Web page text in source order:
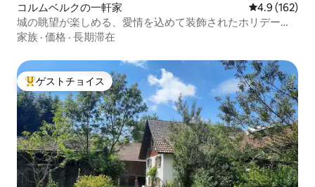
コルムベルクの一軒家 レビュー162
4.9 (162)
城の眺望が楽しめる、愛情を込めて装飾されたホリデーハ
ウス
家族 · 価格 · 長期滞在
大好評のゲストチョイスです。
ゲストチョイス